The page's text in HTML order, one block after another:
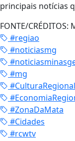
principais notícias
FONTE/CRÉDITOS:
#regiao
#noticiasmg
#mg
#CulturaRegional
#ZonaDaMata
#Cidades
#rcwtv